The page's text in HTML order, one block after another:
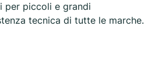
per piccoli e grandi
tecnica di tutte le marche.